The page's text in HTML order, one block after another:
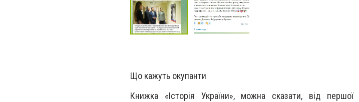
Що кажуть окупанти
Книжка «Історія України», можна сказати, від першої